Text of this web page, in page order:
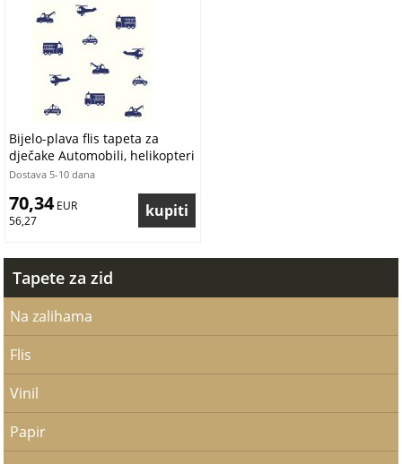
Bijelo-plava flis tapeta za
dječake Automobili, helikopteri
137321, Little Bandits, Esta
Dostava 5-10 dana
70,34 EUR
56,27
Tapete za zid
Na zalihama
Flis
Vinil
Papir